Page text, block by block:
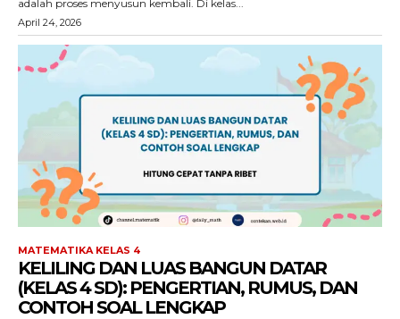
adalah proses menyusun kembali. Di kelas...
April 24, 2026
MATEMATIKA KELAS 4
KELILING DAN LUAS BANGUN DATAR
(KELAS 4 SD): PENGERTIAN, RUMUS, DAN
CONTOH SOAL LENGKAP